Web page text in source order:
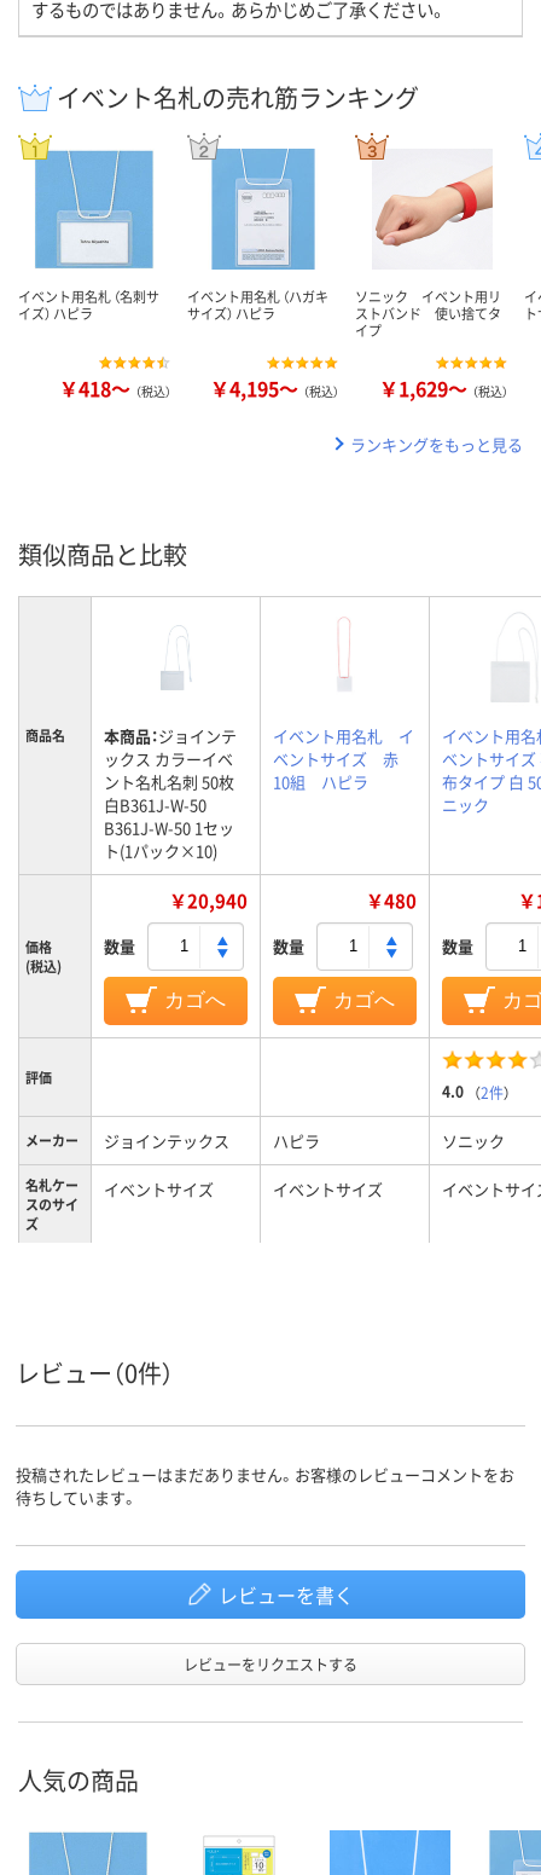
するものではありません。あらかじめご了承ください。
イベント名札の売れ筋ランキング
イベント用名札 （名刺サ
イズ） ハピラ
￥418～ （税込）
イベント用名札 （ハガキ
サイズ） ハピラ
￥4,195～ （税込）
ソニック イベント用リ
ストバンド 使い捨てタ
イプ
￥1,629～ （税込）
イ
ランキングをもっと見る
類似商品と比較
商品名 本商品：ジョインテ
ックス カラーイベ
ント名札名刺 50枚
白B361J-W-50
B361J-W-50 1セッ
ト(1パック×10)
イベント用名札 イ
ベントサイズ 赤
10組 ハピラ
イベント用名
ベントサイズ
布タイプ 白
ニック
価格
(税込)
￥20,940
数量
カゴへ
￥480
数量
カゴへ
数量
カ
評価
4.0 （2件）
メーカー ジョインテックス ハピラ ソニック
名札ケー
スのサイ
ズ
イベントサイズ イベントサイズ イベントサイ
レビュー（0件）
投稿されたレビューはまだありません。お客様のレビューコメントをお
待ちしています。
レビューを書く
レビューをリクエストする
人気の商品